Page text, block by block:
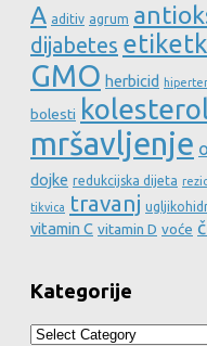
A aditiv agrum
dijabetes
GMO herbicid
bolesti
mršavljenje
dojke redukcijska dijeta
tikvica travanj
vitamin C vitamin D voće
Kategorije
Kategorije